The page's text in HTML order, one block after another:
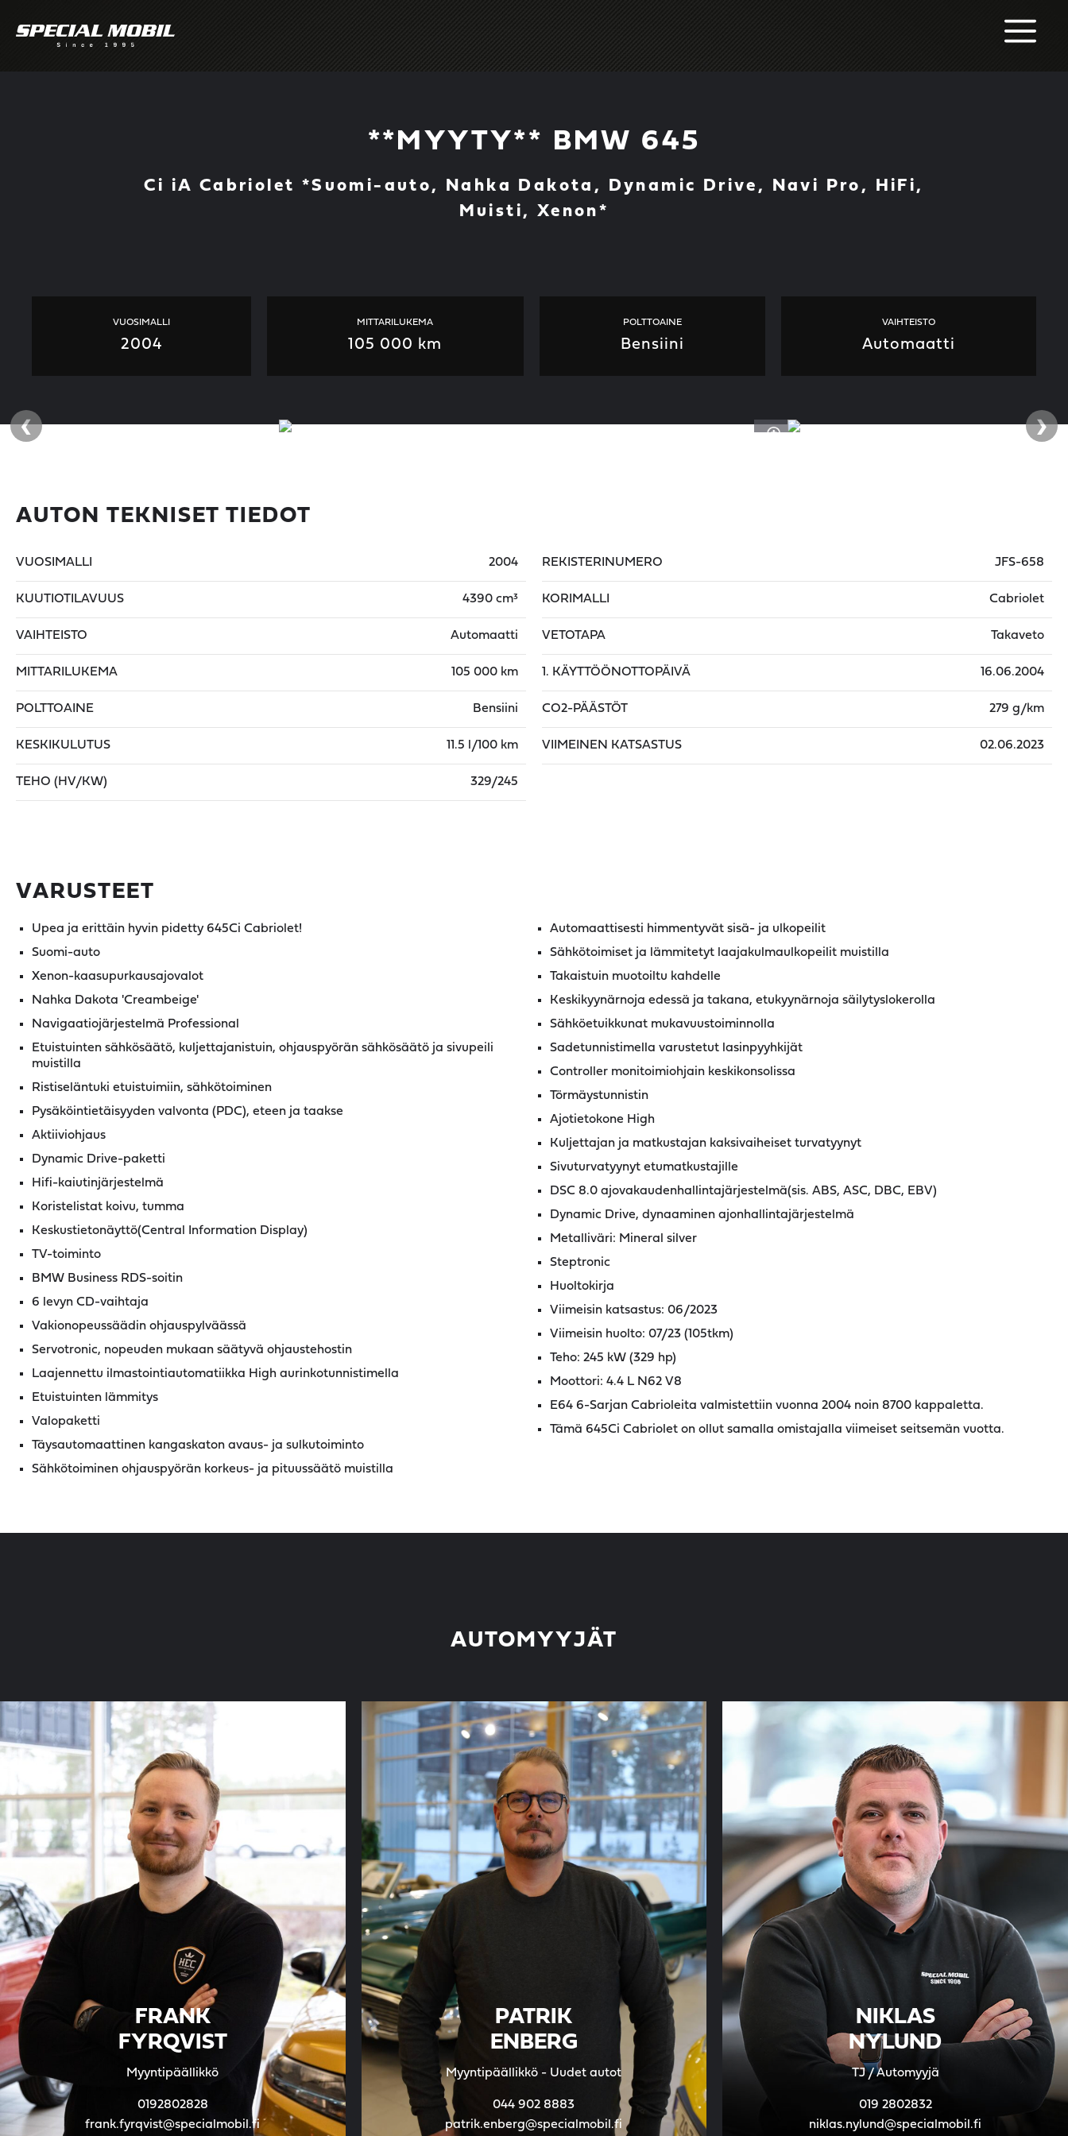
**MYYTY** BMW 645
Ci iA Cabriolet *Suomi-auto, Nahka Dakota, Dynamic Drive, Navi Pro, HiFi,
Muisti, Xenon*
VUOSIMALLI
2004
MITTARILUKEMA
105 000 km
POLTTOAINE
Bensiini
VAIHTEISTO
Automaatti
‹ ›
AUTON TEKNISET TIEDOT
VUOSIMALLI 2004
KUUTIOTILAVUUS 4390 cm³
VAIHTEISTO Automaatti
MITTARILUKEMA 105 000 km
POLTTOAINE Bensiini
KESKIKULUTUS 11.5 l/100 km
TEHO (HV/KW) 329/245
REKISTERINUMERO JFS-658
KORIMALLI Cabriolet
VETOTAPA Takaveto
1. KÄYTTÖÖNOTTOPÄIVÄ 16.06.2004
CO2-PÄÄSTÖT 279 g/km
VIIMEINEN KATSASTUS 02.06.2023
VARUSTEET
Upea ja erittäin hyvin pidetty 645Ci Cabriolet!
Suomi-auto
Xenon-kaasupurkausajovalot
Nahka Dakota 'Creambeige'
Navigaatiojärjestelmä Professional
Etuistuinten sähkösäätö, kuljettajanistuin, ohjauspyörän sähkösäätö ja sivupeili
muistilla
Ristiseläntuki etuistuimiin, sähkötoiminen
Pysäköintietäisyyden valvonta (PDC), eteen ja taakse
Aktiiviohjaus
Dynamic Drive-paketti
Hifi-kaiutinjärjestelmä
Koristelistat koivu, tumma
Keskustietonäyttö(Central Information Display)
TV-toiminto
BMW Business RDS-soitin
6 levyn CD-vaihtaja
Vakionopeussäädin ohjauspylväässä
Servotronic, nopeuden mukaan säätyvä ohjaustehostin
Laajennettu ilmastointiautomatiikka High aurinkotunnistimella
Etuistuinten lämmitys
Valopaketti
Täysautomaattinen kangaskaton avaus- ja sulkutoiminto
Sähkötoiminen ohjauspyörän korkeus- ja pituussäätö muistilla
Automaattisesti himmentyvät sisä- ja ulkopeilit
Sähkötoimiset ja lämmitetyt laajakulmaulkopeilit muistilla
Takaistuin muotoiltu kahdelle
Keskikyynärnoja edessä ja takana, etukyynärnoja säilytyslokerolla
Sähköetuikkunat mukavuustoiminnolla
Sadetunnistimella varustetut lasinpyyhkijät
Controller monitoimiohjain keskikonsolissa
Törmäystunnistin
Ajotietokone High
Kuljettajan ja matkustajan kaksivaiheiset turvatyynyt
Sivuturvatyynyt etumatkustajille
DSC 8.0 ajovakaudenhallintajärjestelmä(sis. ABS, ASC, DBC, EBV)
Dynamic Drive, dynaaminen ajonhallintajärjestelmä
Metalliväri: Mineral silver
Steptronic
Huoltokirja
Viimeisin katsastus: 06/2023
Viimeisin huolto: 07/23 (105tkm)
Teho: 245 kW (329 hp)
Moottori: 4.4 L N62 V8
E64 6-Sarjan Cabrioleita valmistettiin vuonna 2004 noin 8700 kappaletta.
Tämä 645Ci Cabriolet on ollut samalla omistajalla viimeiset seitsemän vuotta.
AUTOMYYJÄT
FRANK
FYRQVIST
Myyntipäällikkö
0192802828
frank.fyrqvist@specialmobil.fi
PATRIK
ENBERG
Myyntipäällikkö - Uudet autot
044 902 8883
patrik.enberg@specialmobil.fi
NIKLAS
NYLUND
TJ / Automyyjä
019 2802832
niklas.nylund@specialmobil.fi